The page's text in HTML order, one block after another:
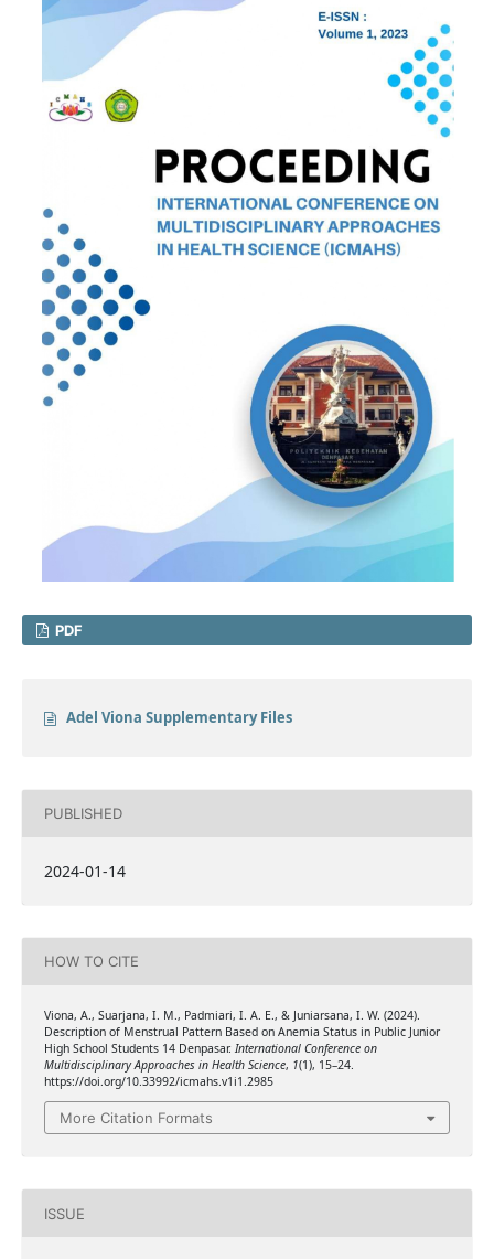
PDF
Adel Viona Supplementary Files
PUBLISHED
2024-01-14
HOW TO CITE
Viona, A., Suarjana, I. M., Padmiari, I. A. E., & Juniarsana, I. W. (2024).
Description of Menstrual Pattern Based on Anemia Status in Public Junior
High School Students 14 Denpasar. International Conference on
Multidisciplinary Approaches in Health Science, 1(1), 15–24.
https://doi.org/10.33992/icmahs.v1i1.2985
More Citation Formats
ISSUE